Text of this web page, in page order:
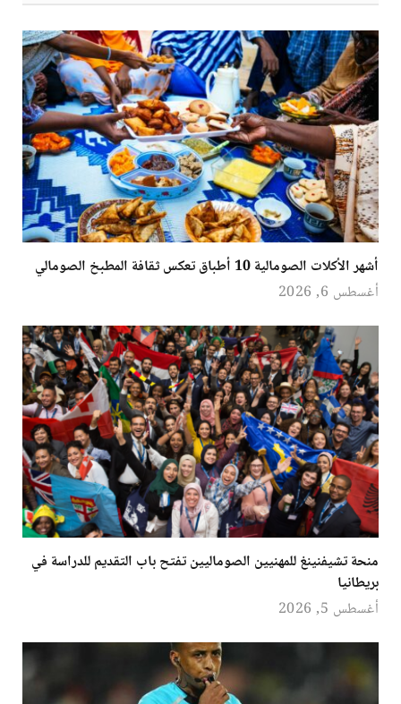
أشهر الأكلات الصومالية 10 أطباق تعكس ثقافة المطبخ الصومالي
أغسطس 6, 2026
منحة تشيفنينغ للمهنيين الصوماليين تفتح باب التقديم للدراسة في
بريطانيا
أغسطس 5, 2026